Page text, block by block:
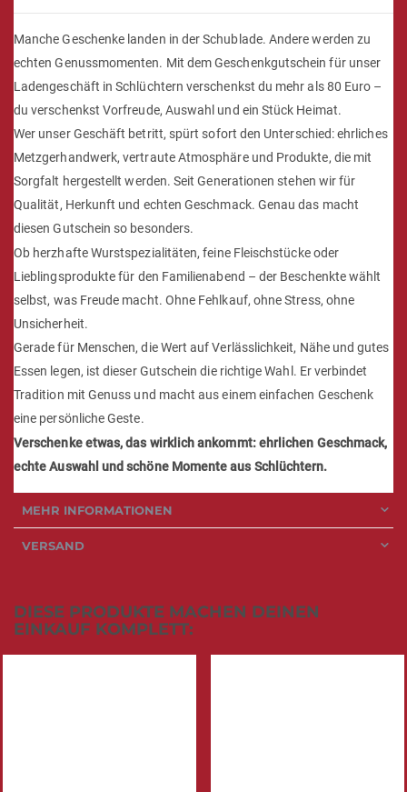
Manche Geschenke landen in der Schublade. Andere werden zu
echten Genussmomenten. Mit dem Geschenkgutschein für unser
Ladengeschäft in Schlüchtern verschenkst du mehr als 80 Euro –
du verschenkst Vorfreude, Auswahl und ein Stück Heimat.
Wer unser Geschäft betritt, spürt sofort den Unterschied: ehrliches
Metzgerhandwerk, vertraute Atmosphäre und Produkte, die mit
Sorgfalt hergestellt werden. Seit Generationen stehen wir für
Qualität, Herkunft und echten Geschmack. Genau das macht
diesen Gutschein so besonders.
Ob herzhafte Wurstspezialitäten, feine Fleischstücke oder
Lieblingsprodukte für den Familienabend – der Beschenkte wählt
selbst, was Freude macht. Ohne Fehlkauf, ohne Stress, ohne
Unsicherheit.
Gerade für Menschen, die Wert auf Verlässlichkeit, Nähe und gutes
Essen legen, ist dieser Gutschein die richtige Wahl. Er verbindet
Tradition mit Genuss und macht aus einem einfachen Geschenk
eine persönliche Geste.
Verschenke etwas, das wirklich ankommt: ehrlichen Geschmack,
echte Auswahl und schöne Momente aus Schlüchtern.
MEHR INFORMATIONEN
VERSAND
DIESE PRODUKTE MACHEN DEINEN
EINKAUF KOMPLETT: